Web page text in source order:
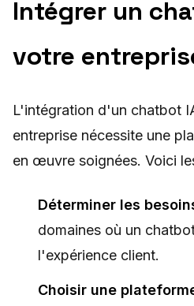
Intégrer un
votre
L'intégration d'un chatbot
entreprise nécessite une
en œuvre soignées. Voici
Déterminer les
domaines où un
l'expérience client.
Choisir une